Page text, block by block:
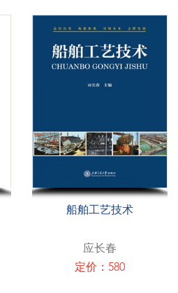
船舶工艺技术
应长春
定价：580